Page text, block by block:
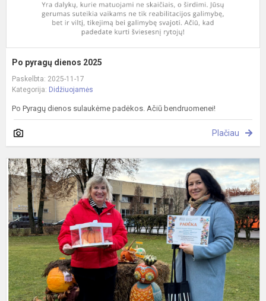
Po pyragų dienos 2025
Paskelbta: 2025-11-17
Kategorija: Didžiuojamės
Po Pyragų dienos sulaukėme padėkos. Ačiū bendruomenei!
Plačiau